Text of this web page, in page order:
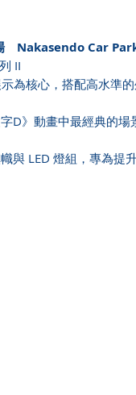
Nakasendo Car
II
為核心，搭配高水準
D》動畫中最經典的
與 LED 燈組，專為提